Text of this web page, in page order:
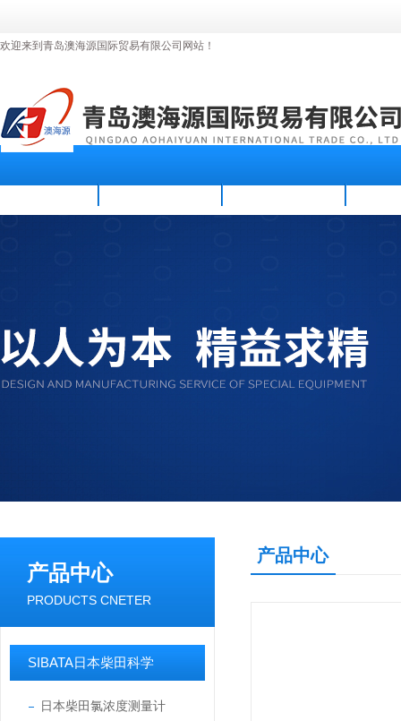
欢迎来到青岛澳海源国际贸易有限公司网站！
产品中心
PRODUCTS CNETER
SIBATA日本柴田科学
日本柴田氯浓度测量计
产品中心